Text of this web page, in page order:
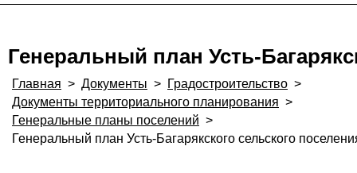
Генеральный план Усть-
Главная > Документы > Градостроительство >
Документы территориального планирования >
Генеральные планы поселений >
Генеральный план Усть-Багарякского сельского